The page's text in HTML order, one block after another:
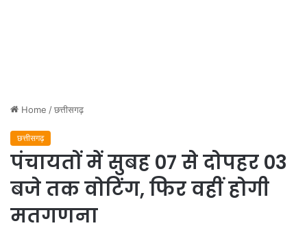
Home /छत्तीसगढ़
छत्तीसगढ़
पंचायतों में सुबह 07 से दोपहर 03
बजे तक वोटिंग, फिर वहीं होगी
मतगणना